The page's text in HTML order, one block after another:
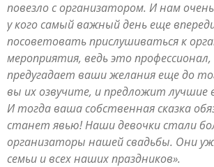
повезло с организатором. И нам
у кого самый важный день еще
посоветовать прислушиваться к
мероприятия, ведь это
предугадает ваши желания еще до
вы их озвучите, и предложит лучшие
И тогда ваша собственная сказка
станет явью! Наши девочки стали
организаторы нашей свадьбы. Они
семьи и всех наших праздников».